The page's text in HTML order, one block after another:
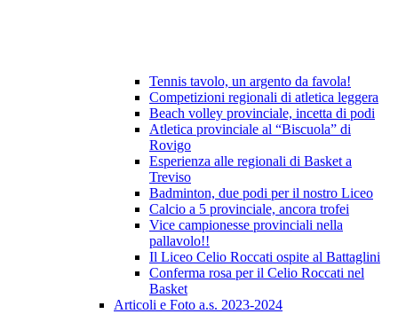
Tennis tavolo, un argento da favola!
Competizioni regionali di atletica leggera
Beach volley provinciale, incetta di podi
Atletica provinciale al “Biscuola” di
Rovigo
Esperienza alle regionali di Basket a
Treviso
Badminton, due podi per il nostro Liceo
Calcio a 5 provinciale, ancora trofei
Vice campionesse provinciali nella
pallavolo!!
Il Liceo Celio Roccati ospite al Battaglini
Conferma rosa per il Celio Roccati nel
Basket
Articoli e Foto a.s. 2023-2024